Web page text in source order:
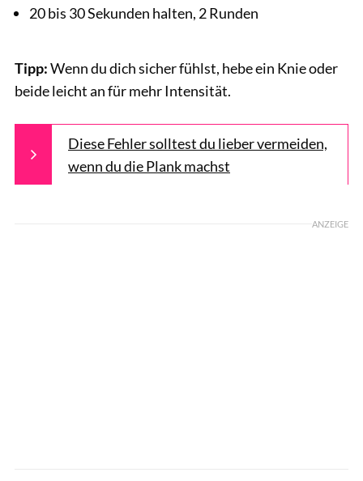
20 bis 30 Sekunden halten, 2 Runden
Tipp:Wenn du dich sicher fühlst, hebe ein Knie oder
beide leicht an für mehr Intensität.
Diese Fehler solltest du lieber vermeiden,
wenn du die Plank machst
ANZEIGE